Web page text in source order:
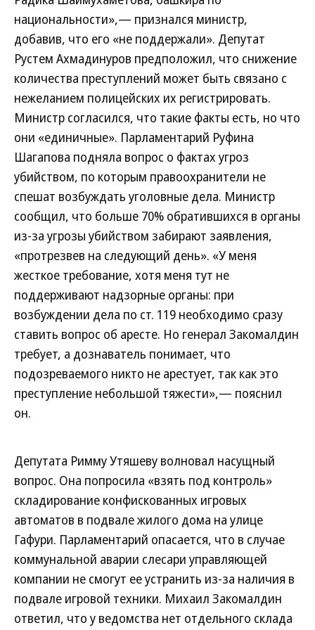
национальности»,— признался министр,
добавив, что его «не поддержали». Депутат
Рустем Ахмадинуров предположил, что снижение
количества преступлений может быть связано с
нежеланием полицейских их регистрировать.
Министр согласился, что такие факты есть, но что
они «единичные». Парламентарий Руфина
Шагапова подняла вопрос о фактах угроз
убийством, по которым правоохранители не
спешат возбуждать уголовные дела. Министр
сообщил, что больше 70% обратившихся в органы
из-за угрозы убийством забирают заявления,
«протрезвев на следующий день». «У меня
жесткое требование, хотя меня тут не
поддерживают надзорные органы: при
возбуждении дела по ст. 119 необходимо сразу
ставить вопрос об аресте. Но генерал Закомалдин
требует, а дознаватель понимает, что
подозреваемого никто не арестует, так как это
преступление небольшой тяжести»,— пояснил
он.
Депутата Римму Утяшеву волновал насущный
вопрос. Она попросила «взять под контроль»
складирование конфискованных игровых
автоматов в подвале жилого дома на улице
Гафури. Парламентарий опасается, что в случае
коммунальной аварии слесари управляющей
компании не смогут ее устранить из-за наличия в
подвале игровой техники. Михаил Закомалдин
ответил, что у ведомства нет отдельного склада